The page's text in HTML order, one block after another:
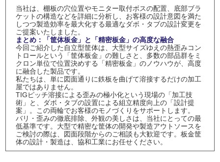
当社は、棚板の穴位置やモニター取付ボスの配置、底部ブラ
ケットの構造などを詳細に分析し、お客様の設計意図を満た
しつつ製造効率を最大化する最適なダボ・タブの設計変更を
ご提案いたしました。
まとめ：「筐体板金」と「精密板金」の高度な融合
今回ご紹介した自立型筐体は、大型サイズゆえの熱歪みコン
トロールという「筐体板金」の難しさと、多数の部品群をミ
クロン単位で位置決めする「精密板金」のノウハウが、高度
に融合した製品です。
私たちは、単に図面通りに鉄板を曲げて溶接するだけの加工
屋ではありません。
TIGピッチ溶接による歪みの極小化という現場の「加工技
術」と、ダボ・タブの設置による組立精度向上の「設計提
案」。この両輪でお客様のモノづくりをサポートします。
バリ・歪みの徹底排除、外観の美しさは、当社にとっての最
低基準です。大型で精密な筐体の開発や製造アウトソースを
ご検討の際は、図面段階からのご相談も大歓迎です。板金筐
体の設計・製造は、協和工業にお任せください。